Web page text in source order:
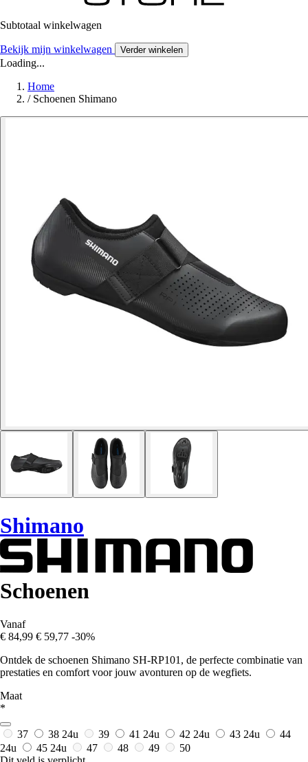
Subtotaal winkelwagen
Bekijk mijn winkelwagen Verder winkelen
Loading...
Home
/ Schoenen Shimano
Shimano
Schoenen
Vanaf
€ 84,99 € 59,77 -30%
Ontdek de schoenen Shimano SH-RP101, de perfecte combinatie van
prestaties en comfort voor jouw avonturen op de wegfiets.
Maat
*
37 38 24u 39 41 24u 42 24u 43 24u
44
24u
45 24u 47 48 49
50